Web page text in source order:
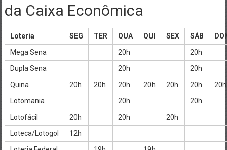
da Caixa Econômica
Loteria SEG TER QUA QUI SEX SÁB
Mega Sena
20h
20h
Dupla Sena
20h
20h
Quina
20h 20h 20h 20h 20h 20h
20h
Lotomania
20h
20h
Lotofácil
20h 20h
20h
Loteca/Lotogol
12h